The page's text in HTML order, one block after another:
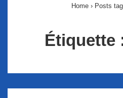
Home › Posts
Étiquette